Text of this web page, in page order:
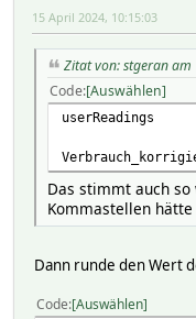
508
2024-04-15 09:43:03
seqno
2024-04-15 09:43:03
state
CNT: 105 CUM:
2024-04-15 09:43:03
15 April 2024, 10:15:03
Zitat von: stgeran
Code Auswählen
userReadings
Das stimmt auch
Kommastellen
Dann runde den Wert
Code Auswählen